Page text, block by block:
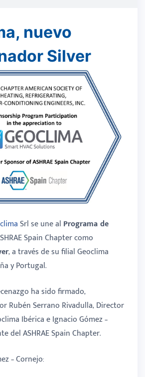
nuevo
Silver
Srl se une al Programa de
Spain Chapter como
, a través de su filial Geoclima
y Portugal.
ha sido firmado,
Rubén Serrano Rivadulla, Director
Ibérica e Ignacio Gómez –
del ASHRAE Spain Chapter.
– Cornejo: